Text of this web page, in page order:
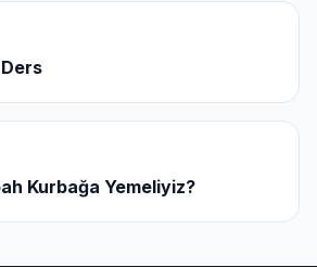
Kurbağa Yemeliyiz?